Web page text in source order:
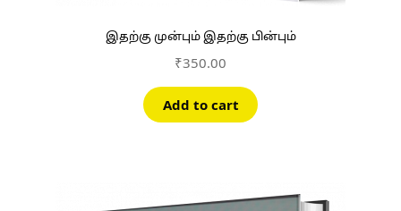
இதற்கு முன்பும் இதற்கு பின்பும்
₹350.00
Add to cart